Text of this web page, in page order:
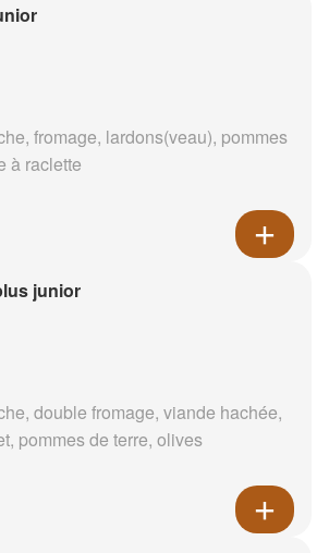
fromage, lardons(veau), pommes
à raclette
junior
double fromage, viande hachée,
pommes de terre, olives